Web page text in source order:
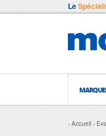
Le
Accueil